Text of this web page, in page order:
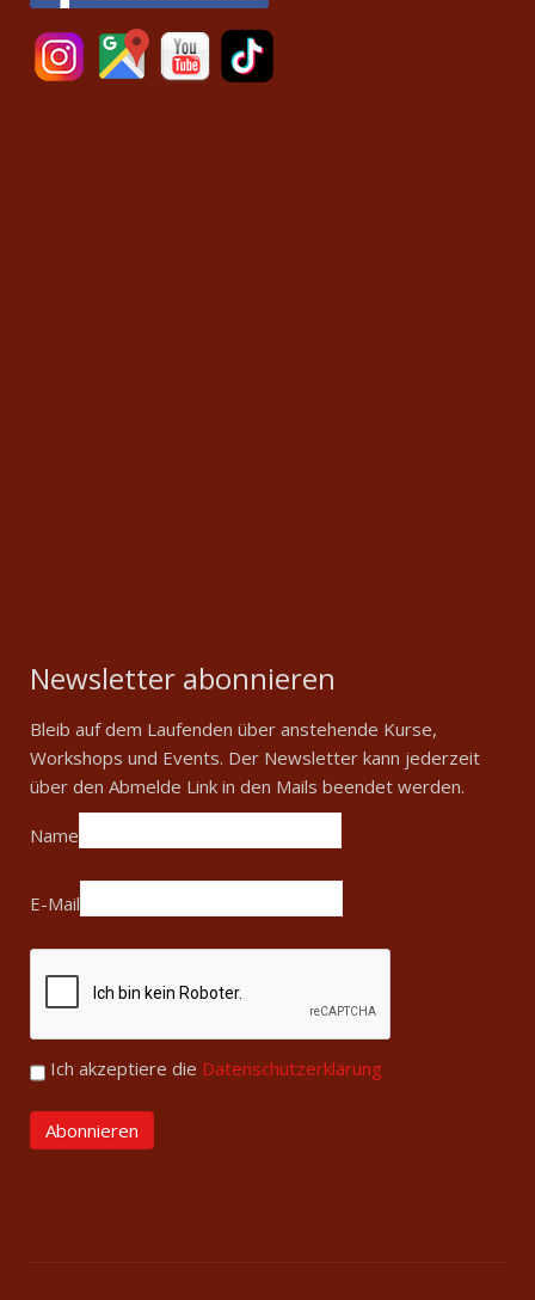
Newsletter abonnieren
Bleib auf dem Laufenden über anstehende Kurse,
Workshops und Events. Der Newsletter kann jederzeit
über den Abmelde Link in den Mails beendet werden.
Name
E-Mail
Ich akzeptiere die Datenschutzerklärung